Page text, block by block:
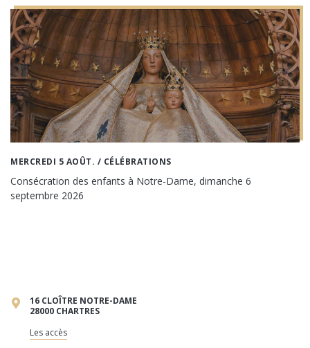
MERCREDI 5 AOÛT. / CÉLÉBRATIONS
Consécration des enfants à Notre-Dame, dimanche 6
septembre 2026
16 CLOÎTRE NOTRE-DAME
28000 CHARTRES
Les accès